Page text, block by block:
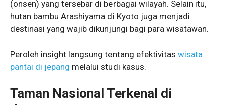
(onsen) yang tersebar di berbagai wilayah. Selain itu,
hutan bambu Arashiyama di Kyoto juga menjadi
destinasi yang wajib dikunjungi bagi para wisatawan.
Peroleh insight langsung tentang efektivitas wisata
pantai di jepang melalui studi kasus.
Taman Nasional Terkenal di